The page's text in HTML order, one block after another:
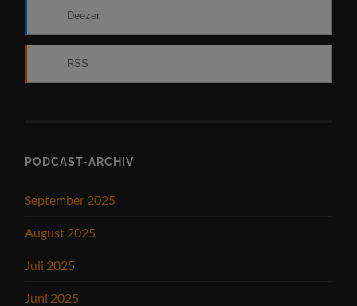
Deezer
RSS
PODCAST-ARCHIV
September 2025
August 2025
Juli 2025
Juni 2025